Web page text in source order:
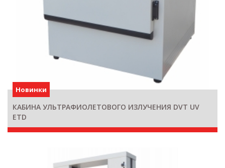
Новинки
КАБИНА УЛЬТРАФИОЛЕТОВОГО ИЗЛУЧЕНИЯ DVT UV
ETD